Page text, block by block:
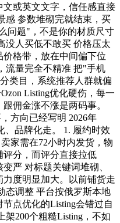
或英文文字，信任感直接
感 参数堆砌完就结束，买
问题"，不是你的材质尺寸
没人买低不敢买 价格压太
格带，放在中间偏下位
流量完全不精准 把"手机
类目，系统推荐人群就偏
Listing优化硬伤，每一
佣金涨不涨是两码事。
方向已经写明 2026年
、品牌化走。 1. 履约时效
家需在72小时内发货，物
分，而评分直接拉低
严 对标题关键词堆砌、
度明显加大。以前铺货走
态调整 平台按俄罗斯本地
点优化的Listing会错过自
200个粗糙Listing，不如